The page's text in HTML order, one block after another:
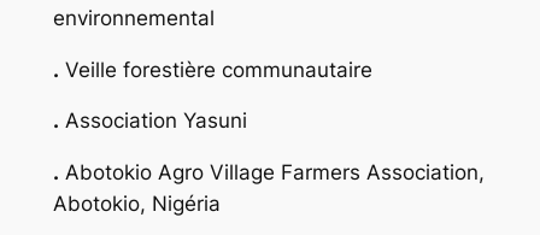
environnemental
. Veille forestière communautaire
. Association Yasuni
. Abotokio Agro Village Farmers Association,
Abotokio, Nigéria